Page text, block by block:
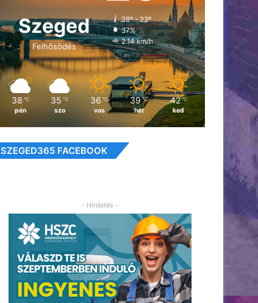
Szeged
Felhősödés
38º - 23º
37%
2.14 km/h
38 ℃
pén
35 ℃
szo
36 ℃
vas
39 ℃
hét
42 ℃
ked
SZEGED365 FACEBOOK
- Hirdetés -